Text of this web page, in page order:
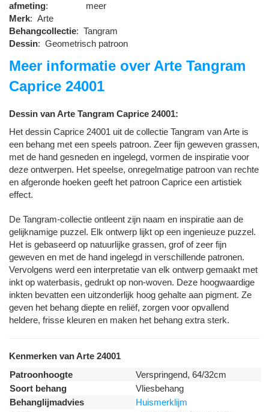
afmeting:
meer
Merk: Arte
Behangcollectie: Tangram
Dessin: Geometrisch patroon
Meer informatie over Arte Tangram
Caprice 24001
Dessin van Arte Tangram Caprice 24001:
Het dessin Caprice 24001 uit de collectie Tangram van Arte is
een behang met een speels patroon. Zeer fijn geweven grassen,
met de hand gesneden en ingelegd, vormen de inspiratie voor
deze ontwerpen. Het speelse, onregelmatige patroon van rechte
en afgeronde hoeken geeft het patroon Caprice een artistiek
effect.
De Tangram-collectie ontleent zijn naam en inspiratie aan de
gelijknamige puzzel. Elk ontwerp lijkt op een ingenieuze puzzel.
Het is gebaseerd op natuurlijke grassen, grof of zeer fijn
geweven en met de hand ingelegd in verschillende patronen.
Vervolgens werd een interpretatie van elk ontwerp gemaakt met
inkt op waterbasis, gedrukt op non-woven. Deze hoogwaardige
inkten bevatten een uitzonderlijk hoog gehalte aan pigment. Ze
geven het behang diepte en reliëf, zorgen voor opvallend
heldere, frisse kleuren en maken het behang extra sterk.
Kenmerken van Arte 24001
Patroonhoogte
Verspringend, 64/32cm
Soort behang
Vliesbehang
Behanglijmadvies
Huismerklijm